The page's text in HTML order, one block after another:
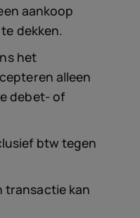
aankoop
dekken.
het
alleen
debet- of
btw tegen
transactie kan